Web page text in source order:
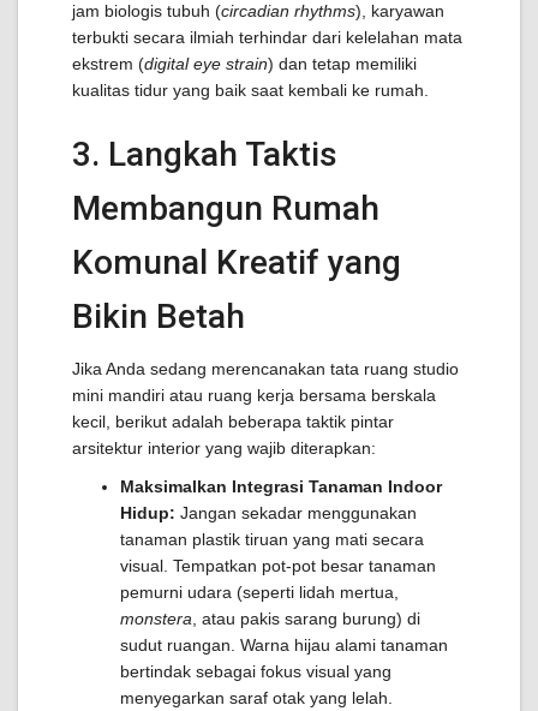
jam biologis tubuh (circadian rhythms), karyawan
terbukti secara ilmiah terhindar dari kelelahan mata
ekstrem (digital eye strain) dan tetap memiliki
kualitas tidur yang baik saat kembali ke rumah.
3. Langkah Taktis
Membangun Rumah
Komunal Kreatif yang
Bikin Betah
Jika Anda sedang merencanakan tata ruang studio
mini mandiri atau ruang kerja bersama berskala
kecil, berikut adalah beberapa taktik pintar
arsitektur interior yang wajib diterapkan:
Maksimalkan Integrasi Tanaman Indoor
Hidup: Jangan sekadar menggunakan
tanaman plastik tiruan yang mati secara
visual. Tempatkan pot-pot besar tanaman
pemurni udara (seperti lidah mertua,
monstera , atau pakis sarang burung) di
sudut ruangan. Warna hijau alami tanaman
bertindak sebagai fokus visual yang
menyegarkan saraf otak yang lelah.